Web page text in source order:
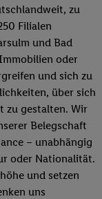
zu
Filialen
und Bad
oder
und sich zu
über sich
zu gestalten. Wir
Belegschaft
– unabhängig
oder Nationalität.
und setzen
uns